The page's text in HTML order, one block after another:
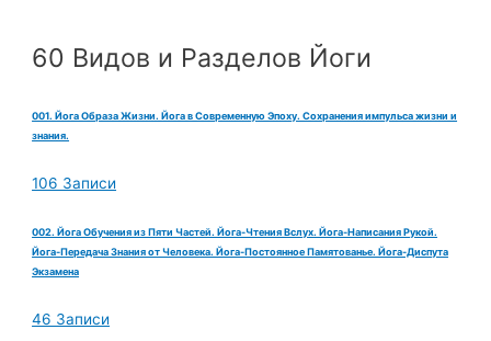
60 Видов и Разделов Йоги
001. Йога Образа Жизни. Йога в Современную Эпоху. Сохранения импульса жизни и
знания.
106 Записи
002. Йога Обучения из Пяти Частей. Йога-Чтения Вслух. Йога-Написания Рукой.
Йога-Передача Знания от Человека. Йога-Постоянное Памятованье. Йога-Диспута
Экзамена
46 Записи